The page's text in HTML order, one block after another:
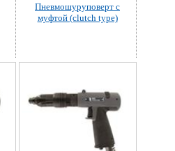
Пневмошуруповерт с
муфтой (clutch type)